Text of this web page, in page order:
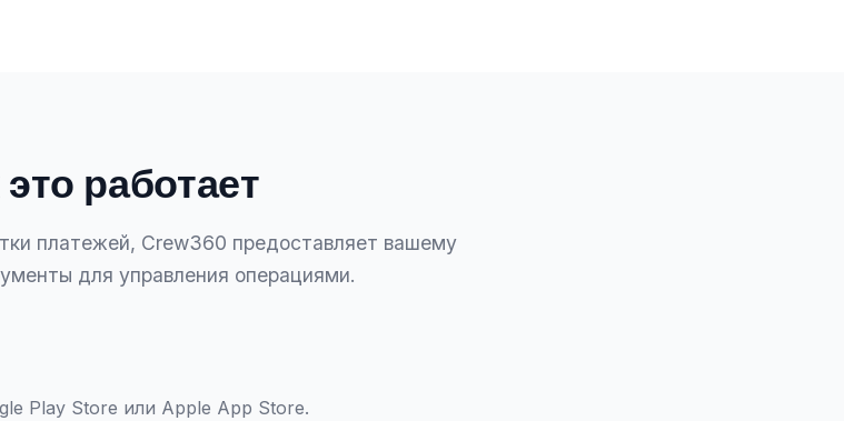
это работает
платежей, Crew360 предоставляет вашему
для управления операциями.
Play Store или Apple App Store.